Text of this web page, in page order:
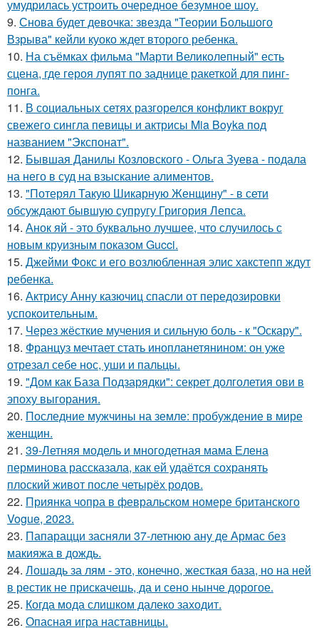
умудрилась устроить очередное безумное шоу.
9. Снова будет девочка: звезда "Теории Большого
Взрыва" кейли куоко ждет второго ребенка.
10. На съёмках фильма "Марти Великолепный" есть
сцена, где героя лупят по заднице ракеткой для пинг-
понга.
11. В социальных сетях разгорелся конфликт вокруг
свежего сингла певицы и актрисы Mia Boyka под
названием "Экспонат".
12. Бывшая Данилы Козловского - Ольга Зуева - подала
на него в суд на взыскание алиментов.
13. "Потерял Такую Шикарную Женщину" - в сети
обсуждают бывшую супругу Григория Лепса.
14. Анок яй - это буквально лучшее, что случилось с
новым круизным показом Gucci.
15. Джейми Фокс и его возлюбленная элис хакстепп ждут
ребенка.
16. Актрису Анну казючиц спасли от передозировки
успокоительным.
17. Через жёсткие мучения и сильную боль - к "Оскару".
18. Француз мечтает стать инопланетянином: он уже
отрезал себе нос, уши и пальцы.
19. "Дом как База Подзарядки": секрет долголетия ови в
эпоху выгорания.
20. Последние мужчины на земле: пробуждение в мире
женщин.
21. 39-Летняя модель и многодетная мама Елена
перминова рассказала, как ей удаётся сохранять
плоский живот после четырёх родов.
22. Приянка чопра в февральском номере британского
Vogue, 2023.
23. Папарацци засняли 37-летнюю ану де Армас без
макияжа в дождь.
24. Лошадь за лям - это, конечно, жесткая база, но на ней
в рестик не прискачешь, да и сено нынче дорогое.
25. Когда мода слишком далеко заходит.
26. Опасная игра наставницы.